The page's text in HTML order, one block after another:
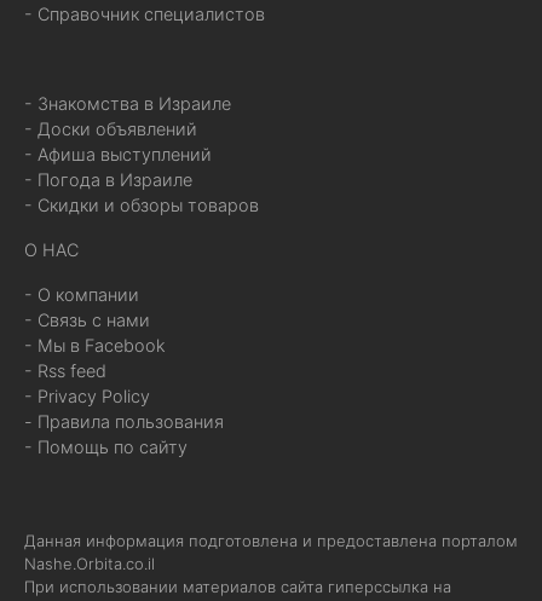
- Справочник специалистов
- Знакомства в Израиле
- Доски объявлений
- Афиша выступлений
- Погода в Израиле
- Скидки и обзоры товаров
О НАС
- О компании
- Связь с нами
- Мы в Facebook
- Rss feed
- Privacy Policy
- Правила пользования
- Помощь по сайту
Данная информация подготовлена и предоставлена порталом
Nashe.Orbita.co.il
При использовании материалов сайта гиперссылка на